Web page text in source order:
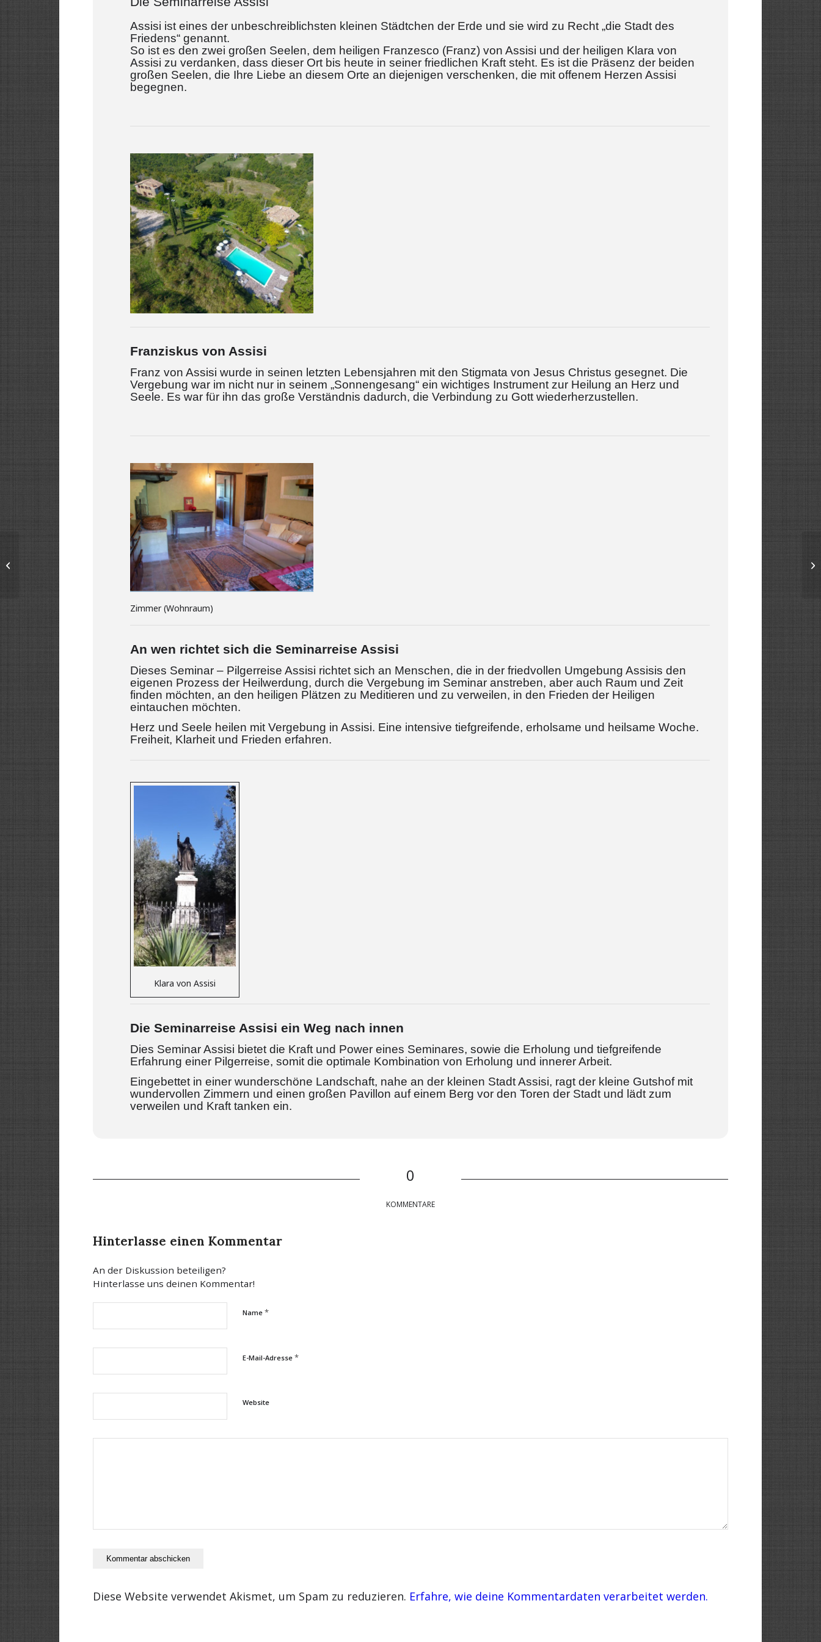
Assisi ist eines der unbeschreiblichsten kleinen Städtchen der Erde und sie wird zu Recht „die Stadt des
Friedens“ genannt.
So ist es den zwei großen Seelen, dem heiligen Franzesco (Franz) von Assisi und der heiligen Klara von
Assisi zu verdanken, dass dieser Ort bis heute in seiner friedlichen Kraft steht. Es ist die Präsenz der beiden
großen Seelen, die Ihre Liebe an diesem Orte an diejenigen verschenken, die mit offenem Herzen Assisi
begegnen.
Franziskus von Assisi
Franz von Assisi wurde in seinen letzten Lebensjahren mit den Stigmata von Jesus Christus gesegnet. Die
Vergebung war im nicht nur in seinem „Sonnengesang“ ein wichtiges Instrument zur Heilung an Herz und
Seele. Es war für ihn das große Verständnis dadurch, die Verbindung zu Gott wiederherzustellen.
Zimmer (Wohnraum)
An wen richtet sich die Seminarreise Assisi
Dieses Seminar – Pilgerreise Assisi richtet sich an Menschen, die in der friedvollen Umgebung Assisis den
eigenen Prozess der Heilwerdung, durch die Vergebung im Seminar anstreben, aber auch Raum und Zeit
finden möchten, an den heiligen Plätzen zu Meditieren und zu verweilen, in den Frieden der Heiligen
eintauchen möchten.
Herz und Seele heilen mit Vergebung in Assisi. Eine intensive tiefgreifende, erholsame und heilsame Woche.
Freiheit, Klarheit und Frieden erfahren.
Klara von Assisi
Die Seminarreise Assisi ein Weg nach innen
Dies Seminar Assisi bietet die Kraft und Power eines Seminares, sowie die Erholung und tiefgreifende
Erfahrung einer Pilgerreise, somit die optimale Kombination von Erholung und innerer Arbeit.
Eingebettet in einer wunderschöne Landschaft, nahe an der kleinen Stadt Assisi, ragt der kleine Gutshof mit
wundervollen Zimmern und einen großen Pavillon auf einem Berg vor den Toren der Stadt und lädt zum
verweilen und Kraft tanken ein.
0
KOMMENTARE
Hinterlasse einen Kommentar
An der Diskussion beteiligen?
Hinterlasse uns deinen Kommentar!
Name *
E-Mail-Adresse *
Website
Diese Website verwendet Akismet, um Spam zu reduzieren. Erfahre, wie deine Kommentardaten verarbeitet werden.